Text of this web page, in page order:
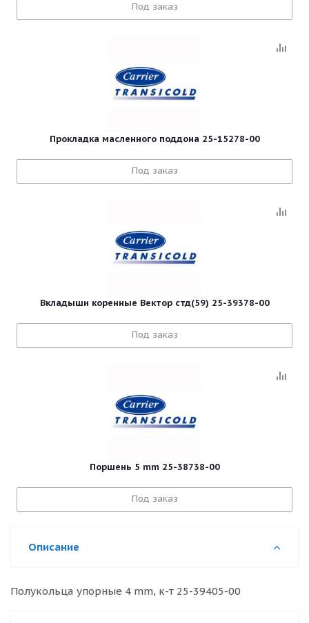
Под заказ
Прокладка масленного поддона 25-15278-00
Под заказ
Вкладыши коренные Вектор стд(59) 25-39378-00
Под заказ
Поршень 5 mm 25-38738-00
Под заказ
Описание
Полукольца упорные 4 mm, к-т 25-39405-00